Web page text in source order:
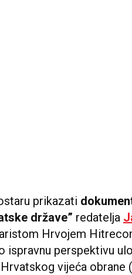
prikazati
države” redatelja
Hrvojem
ispravnu perspektivu
vijeća obrane